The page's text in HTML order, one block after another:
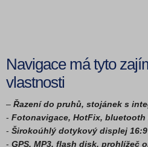
Navigace má tyto
vlastnosti
– Řazení do pruhů, stojánek s
- Fotonavigace, HotFix, bluetooth
- Širokoúhlý dotykový displej 16:9
- GPS, MP3, flash disk, prohlížeč